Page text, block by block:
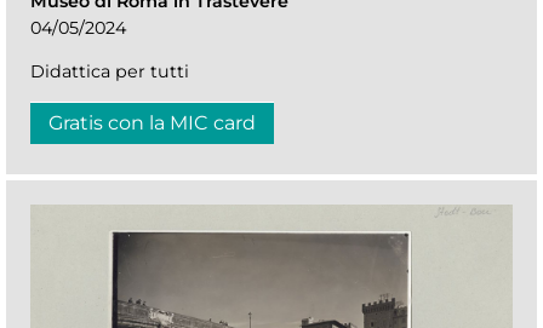
04/05/2024
Didattica per tutti
Gratis con la MIC card